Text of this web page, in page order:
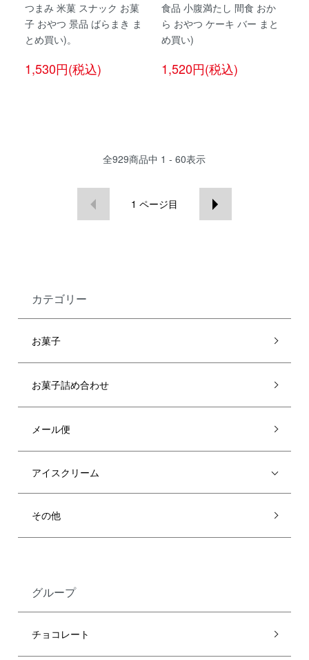
つまみ 米菓 スナック お菓
子 おやつ 景品 ばらまき ま
とめ買い)。
1,530円(税込)
食品 小腹満たし 間食 おか
ら おやつ ケーキ バー まと
め買い)
1,520円(税込)
全929商品中 1 - 60表示
1 ページ目
カテゴリー
お菓子
お菓子詰め合わせ
メール便
アイスクリーム
その他
グループ
チョコレート